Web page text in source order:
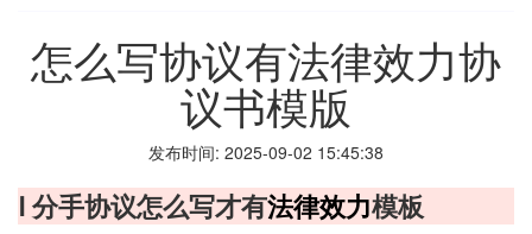
怎么写协议有法律效力协
议书模版
发布时间: 2025-09-02 15:45:38
Ⅰ 分手协议怎么写才有法律效力模板